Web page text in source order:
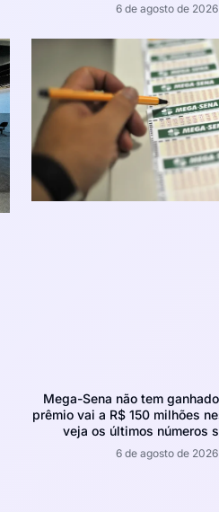
6 de agosto de 2026
Mega-Sena não tem
prêmio vai a R$ 150 milhões
veja os últimos números
6 de agosto de 2026